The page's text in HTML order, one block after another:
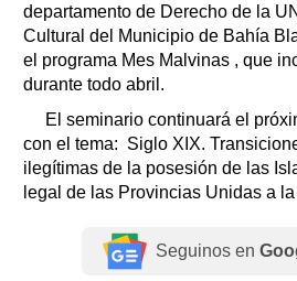
departamento de Derecho de la
Cultural del Municipio de Bahía
el programa Mes Malvinas , que
durante todo abril.
El seminario continuará el
con el tema: Siglo XIX.
ilegítimas de la posesión de las
legal de las Provincias Unidas a
Seguinos en